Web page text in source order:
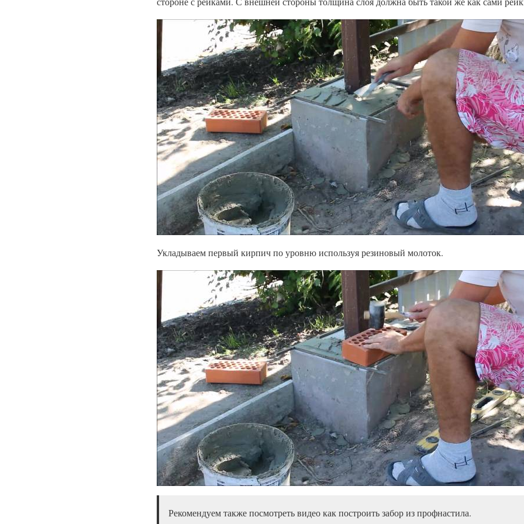
Укладываем первый кирпич по уровню используя резиновый молоток.
Рекомендуем также посмотреть видео как построить забор из профнастила.